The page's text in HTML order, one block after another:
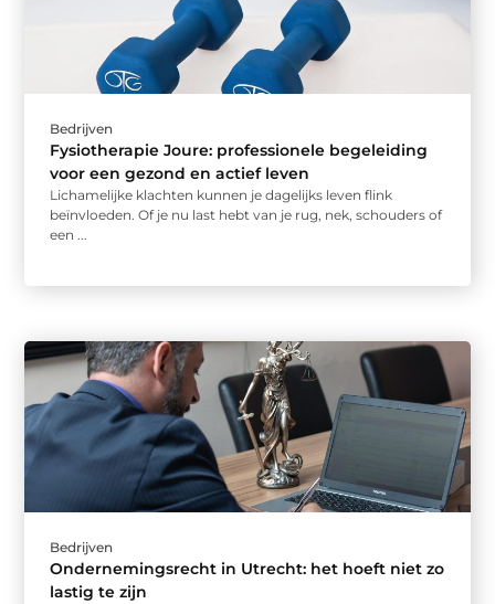
Bedrijven
Fysiotherapie Joure: professionele begeleiding
voor een gezond en actief leven
Lichamelijke klachten kunnen je dagelijks leven flink
beïnvloeden. Of je nu last hebt van je rug, nek, schouders of
een ...
Bedrijven
Ondernemingsrecht in Utrecht: het hoeft niet zo
lastig te zijn